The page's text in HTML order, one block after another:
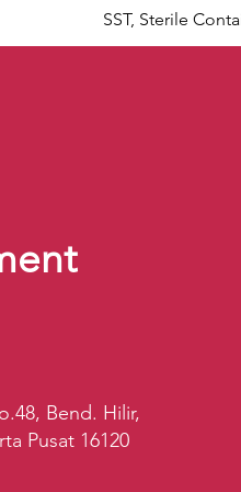
SST, Sterile
Bend. Hilir,
Pusat 16120